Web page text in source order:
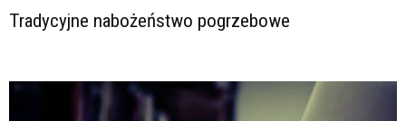
Tradycyjne nabożeństwo pogrzebowe